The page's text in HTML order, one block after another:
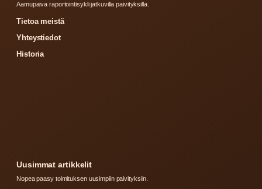
Aamupaiva raportointisykli jatkuvilla paivityksilla.
Tietoa meistä
Yhteystiedot
Historia
Uusimmat artikkelit
Nopea paasy toimituksen uusimpiin paivityksiin.